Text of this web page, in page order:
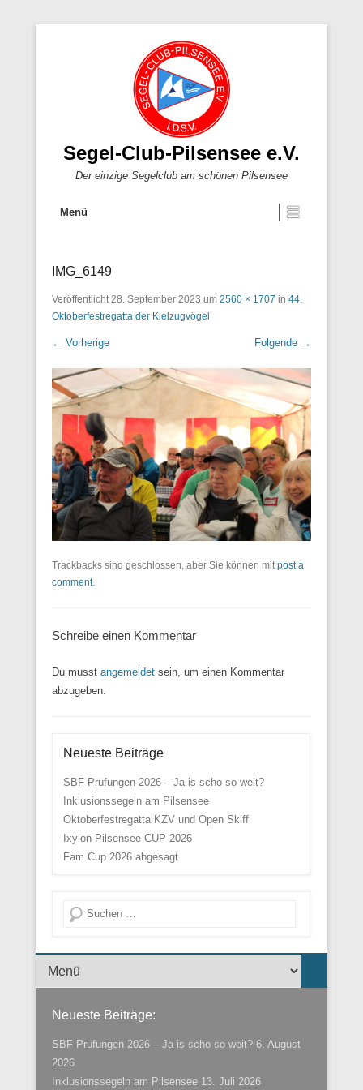
Segel-Club-Pilsensee e.V.
Der einzige Segelclub am schönen Pilsensee
Menü
IMG_6149
Veröffentlicht28. September 2023 um 2560 × 1707 in 44.
Oktoberfestregatta der Kielzugvögel
← Vorherige Folgende →
Trackbacks sind geschlossen, aber Sie können mitpost a
comment.
Schreibe einen Kommentar
Du musst angemeldet sein, um einen Kommentar
abzugeben.
Neueste Beiträge
SBF Prüfungen 2026 – Ja is scho so weit?
Inklusionssegeln am Pilsensee
Oktoberfestregatta KZV und Open Skiff
Ixylon Pilsensee CUP 2026
Fam Cup 2026 abgesagt
Suche
Menü der Fußzeile
Neueste Beiträge:
SBF Prüfungen 2026 – Ja is scho so weit? 6. August
2026
Inklusionssegeln am Pilsensee 13. Juli 2026